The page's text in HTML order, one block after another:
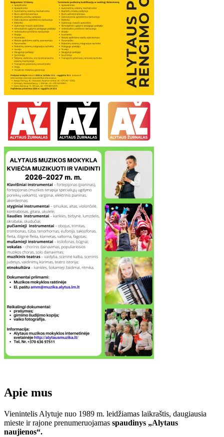
Apie mus
Vienintelis Alytuje nuo 1989 m. leidžiamas laikraštis, daugiausia
mieste ir rajone prenumeruojamas spaudinys „Alytaus
naujienos“.